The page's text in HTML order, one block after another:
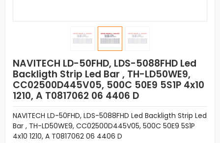
NAVITECH LD-50FHD, LDS-5088FHD Led
Backligth Strip Led Bar , TH-LD50WE9,
CC02500D445V05, 500C 50E9 5S1P 4x10
1210, A T0817062 06 4406 D
NAVITECH LD-50FHD, LDS-5088FHD Led Backligth Strip Led
Bar , TH-LD50WE9, CC02500D445V05, 500C 50E9 5S1P
4x10 1210, A T0817062 06 4406 D